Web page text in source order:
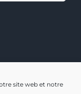
site web et notre